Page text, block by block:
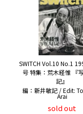
SWITCH Vol.10 No.1
号 特集：荒木経惟 『
記』
編：新井敏記 / Edit:
Arai
sold out